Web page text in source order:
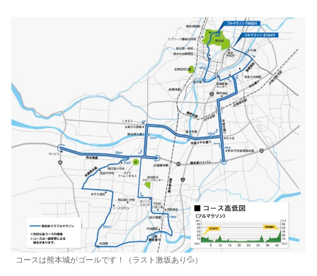
コースは熊本城がゴールです！（ラスト激坂あり💦）